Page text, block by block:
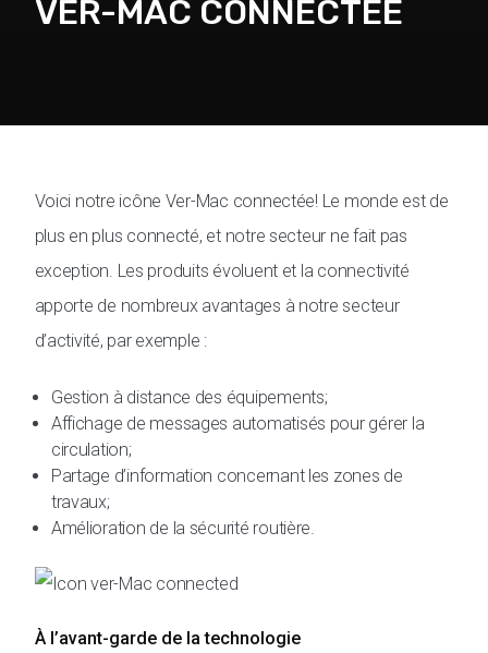
VER-MAC CONNECTÉE
Voici notre icône Ver-Mac connectée! Le monde est de
plus en plus connecté, et notre secteur ne fait pas
exception. Les produits évoluent et la connectivité
apporte de nombreux avantages à notre secteur
d’activité, par exemple :
Gestion à distance des équipements;
Affichage de messages automatisés pour gérer la
circulation;
Partage d’information concernant les zones de
travaux;
Amélioration de la sécurité routière.
À l’avant-garde de la technologie